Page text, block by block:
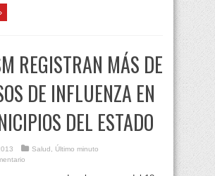
REGISTRAN MÁS DE
DE INFLUENZA EN
DEL ESTADO
Salud, Último minuto